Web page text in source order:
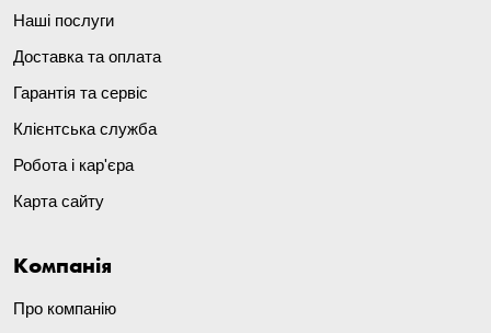
Наші послуги
Доставка та оплата
Гарантія та сервіс
Клієнтська служба
Робота і кар'єра
Карта сайту
Компанія
Про компанію